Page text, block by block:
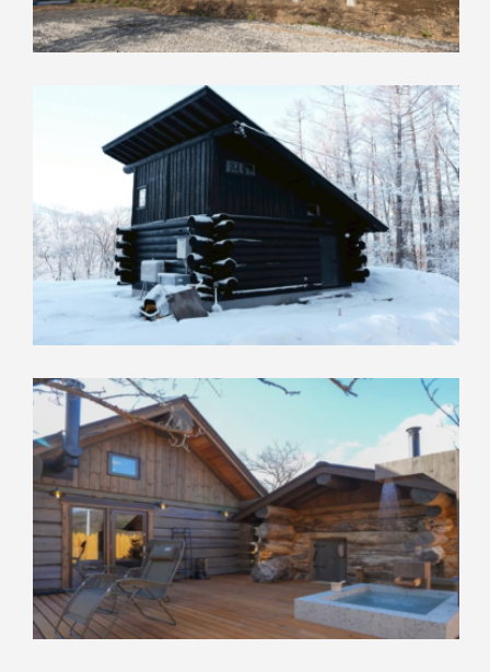
ログハウス（マシンカット） その他木の家
019-008LO
ログハウス（ハンドカット） ミニログ その他木の家
020-001LO
サウナ ログハウス（ハンドカット） ミニログ その他木の家